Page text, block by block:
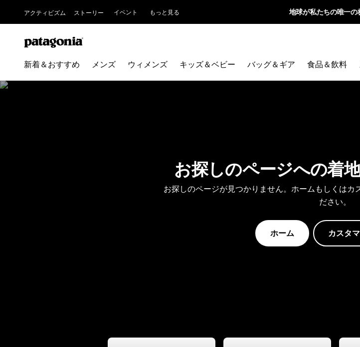
アクティビズム ストーリー イベント もっと見る 地球が私たちの唯一の
新着＆おすすめ メンズ ウィメンズ キッズ＆ベビー バッグ＆ギア 食品＆飲料
お探しのページへの着
お探しのページが見つかりません。ホームもしくはカ
ださい。
ホーム カスタ